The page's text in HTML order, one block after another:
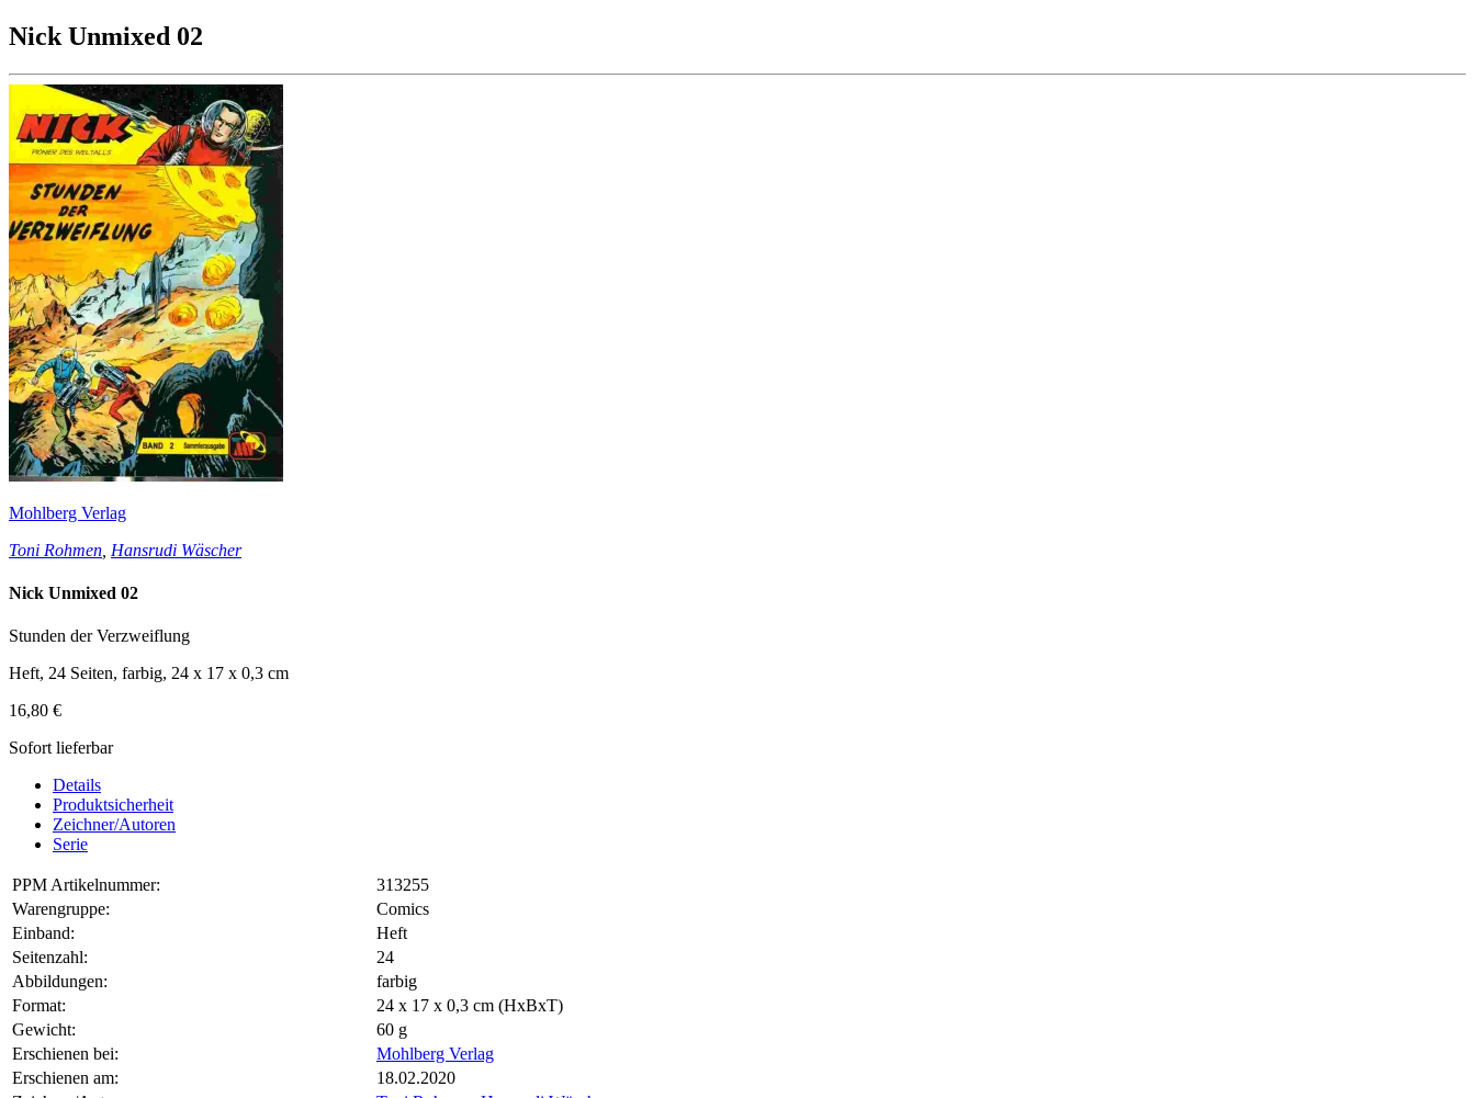
Nick Unmixed 02
Mohlberg Verlag
Toni Rohmen Hansrudi Wäscher
Nick Unmixed 02
Stunden der Verzweiflung
Heft, 24 Seiten, farbig, 24 x 17 x 0,3 cm
16,80 €
Sofort lieferbar
Details
Produktsicherheit
Zeichner/Autoren
Serie
PPM Artikelnummer:
313255
Warengruppe:
Comics
Einband:
Heft
Seitenzahl:
24
Abbildungen:
farbig
Format:
24 x 17 x 0,3 cm (HxBxT)
Gewicht:
60 g
Erschienen bei:
Mohlberg Verlag
Erschienen am:
18.02.2020